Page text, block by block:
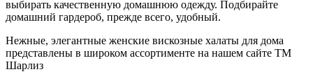
выбирать качественную домашнюю одежду. Подбирайте
домашний гардероб, прежде всего, удобный.
Нежные, элегантные женские вискозные халаты для дома
представлены в широком ассортименте на нашем сайте ТМ
Шарлиз